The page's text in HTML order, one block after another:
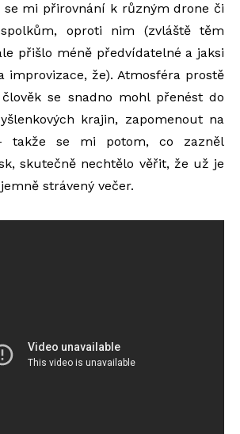
se mi přirovnání k různým drone či
spolkům, oproti nim (zvláště těm
přišlo méně předvídatelné a jaksi
improvizace, že). Atmosféra prostě
se snadno mohl přenést do
krajin, zapomenout na
takže se mi potom, co zazněl
skutečně nechtělo věřit, že už je
strávený večer.